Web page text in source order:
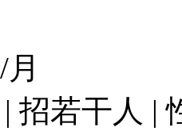
招若干人 |